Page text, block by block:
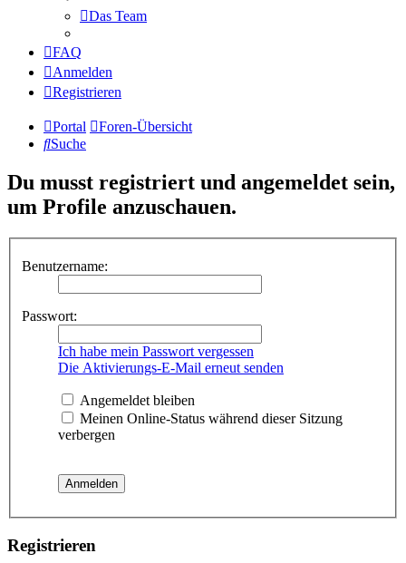
Das Team
FAQ
Anmelden
Registrieren
Portal
Foren-Übersicht
Suche
Du musst registriert und angemeldet sein,
um Profile anzuschauen.
Benutzername:
Passwort:
Ich habe mein Passwort vergessen
Die Aktivierungs-E-Mail erneut senden
Angemeldet bleiben
Meinen Online-Status während dieser Sitzung
verbergen
Registrieren